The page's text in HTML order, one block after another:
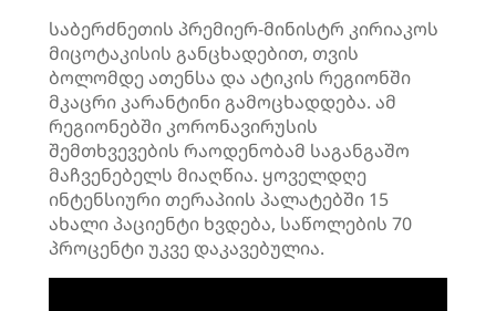
საბერძნეთის პრემიერ-მინისტრ კირიაკოს
მიცოტაკისის განცხადებით, თვის
ბოლომდე ათენსა და ატიკის რეგიონში
მკაცრი კარანტინი გამოცხადდება. ამ
რეგიონებში კორონავირუსის
შემთხვევების რაოდენობამ საგანგაშო
მაჩვენებელს მიაღწია. ყოველდღე
ინტენსიური თერაპიის პალატებში 15
ახალი პაციენტი ხვდება, საწოლების 70
პროცენტი უკვე დაკავებულია.